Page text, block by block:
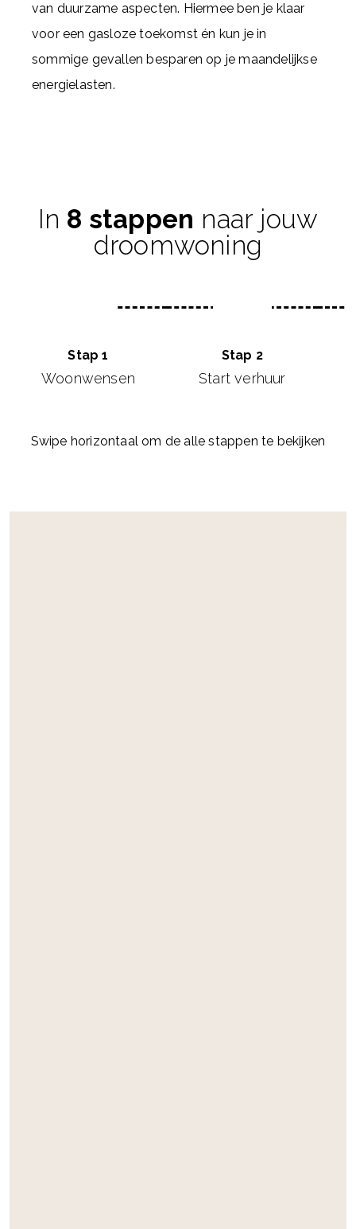
van duurzame aspecten. Hiermee ben je klaar
voor een gasloze toekomst én kun je in
sommige gevallen besparen op je maandelijkse
energielasten.
In 8 stappen naar jouw
droomwoning
Stap 1
Woonwensen
Stap 2
Start verhuur
Swipe horizontaal om de alle stappen te bekijken